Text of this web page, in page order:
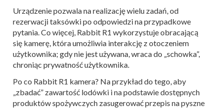
Urządzenie pozwala na realizację wielu zadań, od
rezerwacji taksówki po odpowiedzi na przypadkowe
pytania. Co więcej, Rabbit R1 wykorzystuje obracającą
się kamerę, która umożliwia interakcję z otoczeniem
użytkownika; gdy nie jest używana, wraca do „schowka”,
chroniąc prywatność użytkownika.
Po co Rabbit R1 kamera? Na przykład do tego, aby
„zbadać” zawartość lodówki i na podstawie dostępnych
produktów spożywczych zasugerować przepis na pyszne